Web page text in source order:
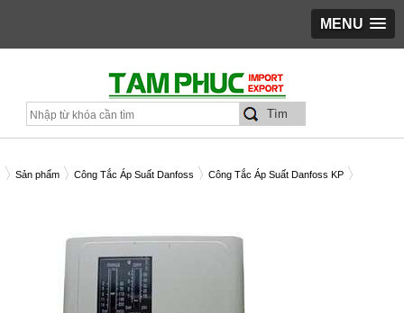
MENU
Sản phẩm Công Tắc Áp Suất Danfoss
Công Tắc Áp Suất Danfoss KP